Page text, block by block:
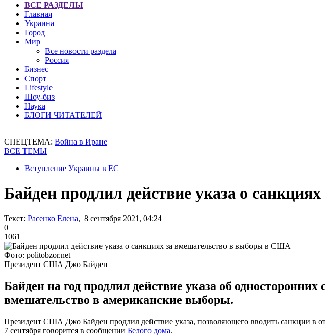
ВСЕ РАЗДЕЛЫ
Главная
Украина
Город
Мир
Все новости раздела
Россия
Бизнес
Спорт
Lifestyle
Шоу-биз
Наука
БЛОГИ ЧИТАТЕЛЕЙ
СПЕЦТЕМА: Война в Иране
ВСЕ ТЕМЫ
Вступление Украины в ЕС
Байден продлил действие указа о
Текст: Расенко Елена, 8 сентября 2021, 04:24
0
1061
Фото: politobzor.net
Президент США Джо Байден
Байден на год продлил действие указа об
вмешательство в американские выборы.
Президент США Джо Байден продлил действие указа, позволяющего вводить санкции
7 сентября говорится в сообщении Белого дома.